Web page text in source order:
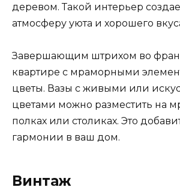
деревом. Такой интерьер
атмосферу уюта и хорошего
Завершающим штрихом во
квартире с мраморными
цветы. Вазы с живыми или
цветами можно разместить на
полках или столиках. Это
гармонии в ваш дом.
Винтаж